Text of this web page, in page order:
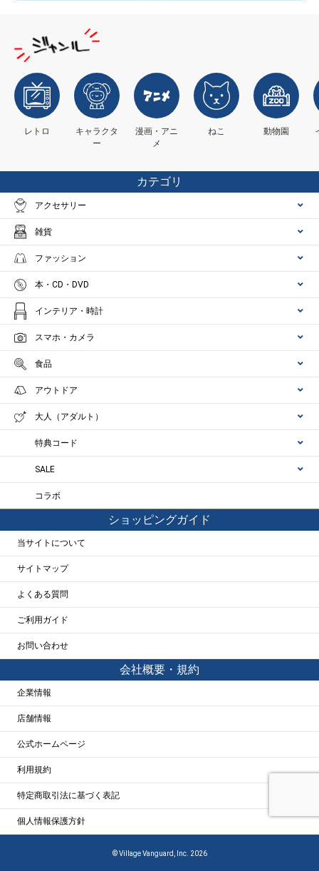
レトロ
キャラクタ
ー
漫画・アニ
メ
ねこ 動物園
カテゴリ
アクセサリー
雑貨
ファッション
本・CD・DVD
インテリア・時計
スマホ・カメラ
食品
アウトドア
大人（アダルト）
特典コード
SALE
コラボ
ショッピングガイド
当サイトについて
サイトマップ
よくある質問
ご利用ガイド
お問い合わせ
会社概要・規約
企業情報
店舗情報
公式ホームページ
利用規約
特定商取引法に基づく表記
個人情報保護方針
© Village Vanguard, Inc. 2026